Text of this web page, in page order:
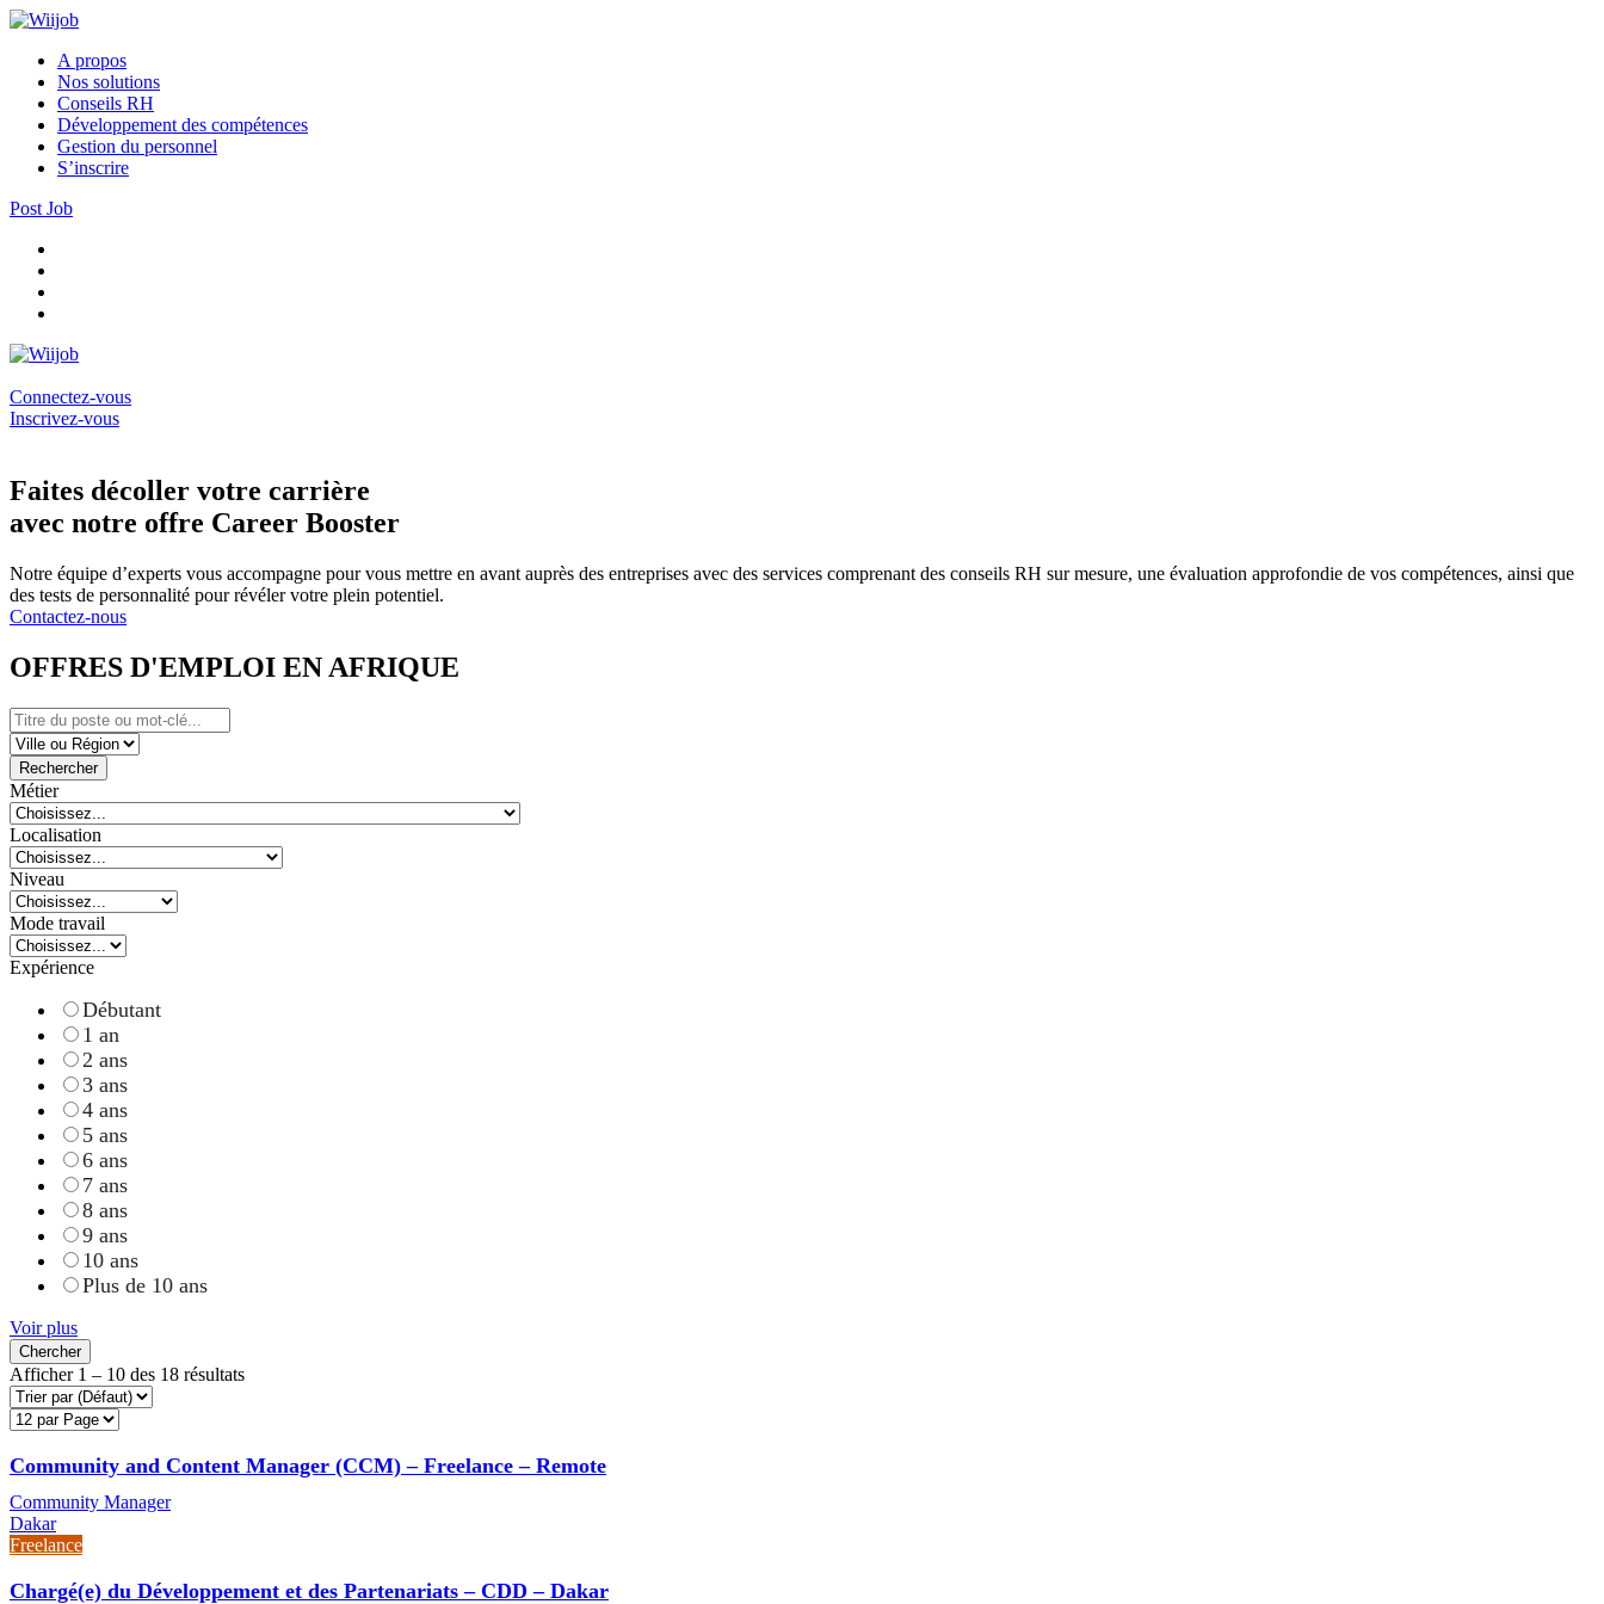
A propos
Nos solutions
Conseils RH
Développement des compétences
Gestion du personnel
S’inscrire
Post Job
Connectez-vous
Inscrivez-vous
Faites décoller votre carrière
avec notre offre Career Booster
Notre équipe d’experts vous accompagne pour vous mettre en avant auprès des entreprises avec des services comprenant des conseils RH sur mesure, une évaluation approfondie de vos compétences, ainsi que
des tests de personnalité pour révéler votre plein potentiel.
Contactez-nous
OFFRES D'EMPLOI EN AFRIQUE
Rechercher
Métier
Localisation
Niveau
Mode travail
Expérience
Débutant
1 an
2 ans
3 ans
4 ans
5 ans
6 ans
7 ans
8 ans
9 ans
10 ans
Plus de 10 ans
Voir plus
Chercher
Afficher 1 – 10 des 18 résultats
Community and Content Manager (CCM) – Freelance – Remote
Community Manager
Dakar
Freelance
Chargé(e) du Développement et des Partenariats – CDD – Dakar